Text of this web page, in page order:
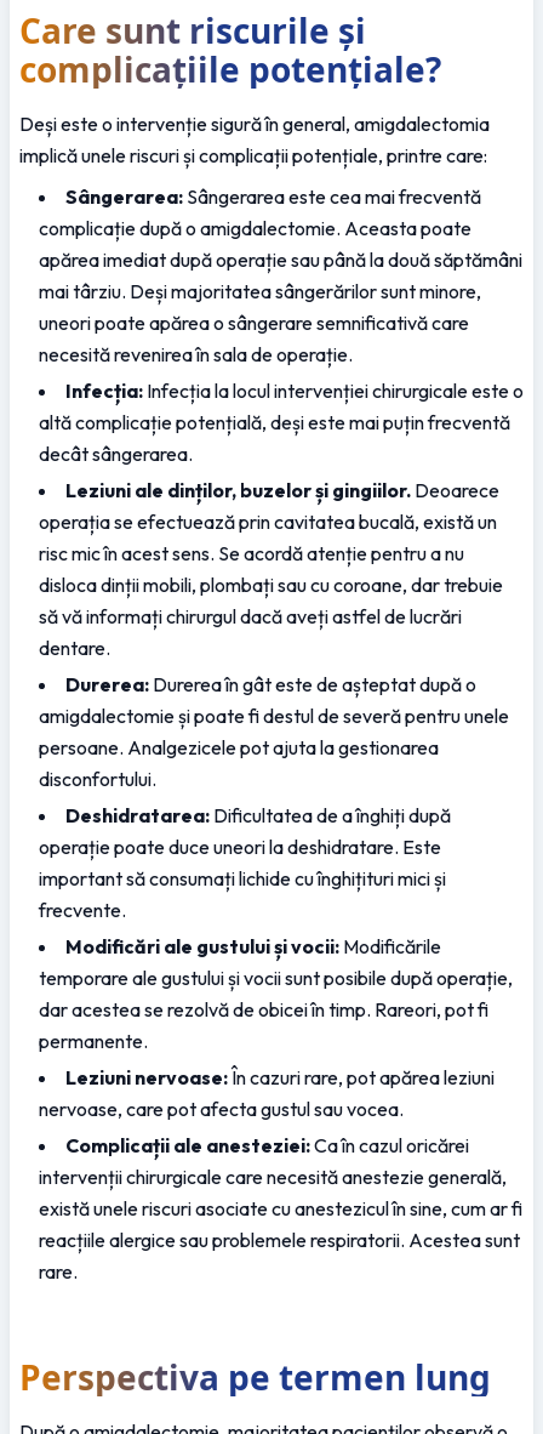
Care sunt riscurile și
complicațiile potențiale?
Deși este o intervenție sigură în general, amigdalectomia
implică unele riscuri și complicații potențiale, printre care:
Sângerarea: Sângerarea este cea mai frecventă
complicație după o amigdalectomie. Aceasta poate
apărea imediat după operație sau până la două săptămâni
mai târziu. Deși majoritatea sângerărilor sunt minore,
uneori poate apărea o sângerare semnificativă care
necesită revenirea în sala de operație.
Infecția: Infecția la locul intervenției chirurgicale este o
altă complicație potențială, deși este mai puțin frecventă
decât sângerarea.
Leziuni ale dinților, buzelor și gingiilor. Deoarece
operația se efectuează prin cavitatea bucală, există un
risc mic în acest sens. Se acordă atenție pentru a nu
disloca dinții mobili, plombați sau cu coroane, dar trebuie
să vă informați chirurgul dacă aveți astfel de lucrări
dentare.
Durerea: Durerea în gât este de așteptat după o
amigdalectomie și poate fi destul de severă pentru unele
persoane. Analgezicele pot ajuta la gestionarea
disconfortului.
Deshidratarea: Dificultatea de a înghiți după
operație poate duce uneori la deshidratare. Este
important să consumați lichide cu înghițituri mici și
frecvente.
Modificări ale gustului și vocii: Modificările
temporare ale gustului și vocii sunt posibile după operație,
dar acestea se rezolvă de obicei în timp. Rareori, pot fi
permanente.
Leziuni nervoase: În cazuri rare, pot apărea leziuni
nervoase, care pot afecta gustul sau vocea.
Complicații ale anesteziei: Ca în cazul oricărei
intervenții chirurgicale care necesită anestezie generală,
există unele riscuri asociate cu anestezicul în sine, cum ar fi
reacțiile alergice sau problemele respiratorii. Acestea sunt
rare.
Perspectiva pe termen lung